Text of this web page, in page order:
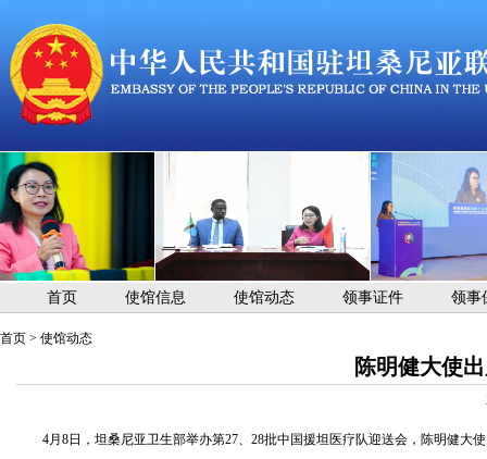
首页 使馆信息 使馆动态 领事证件 领事
首页 > 使馆动态
陈明健大使
4月8日，坦桑尼亚卫生部举办第27、28批中国援坦医疗队迎送会，陈明健大